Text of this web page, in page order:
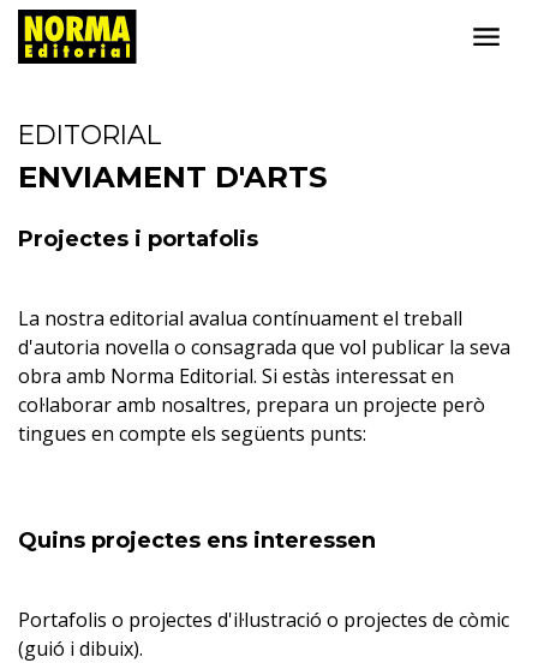
EDITORIAL
ENVIAMENT D'ARTS
Projectes i portafolis
La nostra editorial avalua contínuament el treball
d'autoria novella o consagrada que vol publicar la seva
obra amb Norma Editorial. Si estàs interessat en
col·laborar amb nosaltres, prepara un projecte però
tingues en compte els següents punts:
Quins projectes ens interessen
Portafolis o projectes d'il·lustració o projectes de còmic
(guió i dibuix).